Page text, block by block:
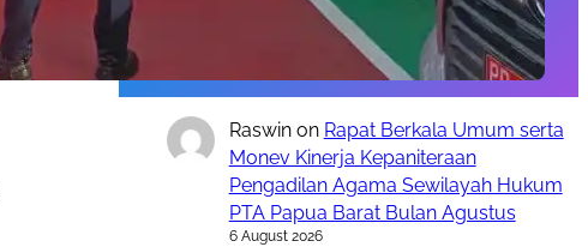
Komentar Terakhir
Raswinon Rapat Berkala Umum serta
Monev Kinerja Kepaniteraan
Pengadilan Agama Sewilayah Hukum
PTA Papua Barat Bulan Agustus
6 August 2026